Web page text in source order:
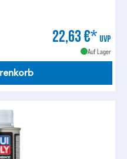
22,63 €* UVP
Auf Lager